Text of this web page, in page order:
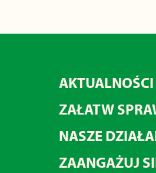
AKTUALNOŚCI
ZAŁATW
NASZE
ZAANGAŻUJ